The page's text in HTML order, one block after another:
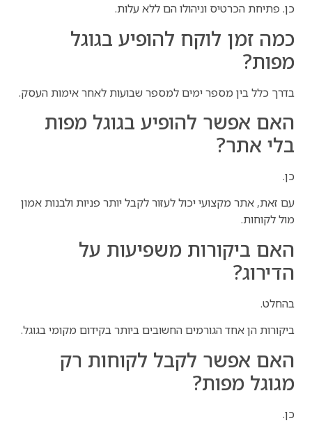
כן. פתיחת הכרטיס וניהולו הם ללא עלות.
כמה זמן לוקח להופיע בגוגל
מפות?
בדרך כלל בין מספר ימים למספר שבועות לאחר אימות העסק.
האם אפשר להופיע בגוגל מפות
בלי אתר?
כן.
עם זאת, אתר מקצועי יכול לעזור לקבל יותר פניות ולבנות אמון
מול לקוחות.
האם ביקורות משפיעות על
הדירוג?
בהחלט.
ביקורות הן אחד הגורמים החשובים ביותר בקידום מקומי בגוגל.
האם אפשר לקבל לקוחות רק
מגוגל מפות?
כן.